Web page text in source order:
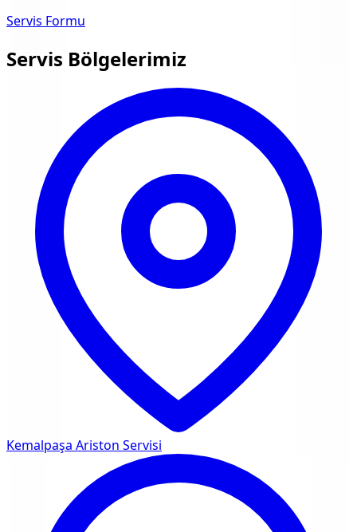
Servis Formu
Servis Bölgelerimiz
Kemalpaşa Ariston Servisi